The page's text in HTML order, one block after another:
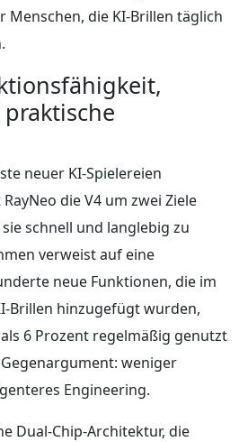
die KI-Brillen täglich
neuer KI-Spielereien
die V4 um zwei Ziele
schnell und langlebig zu
verweist auf eine
neue Funktionen, die im
Brillen hinzugefügt wurden,
6 Prozent regelmäßig genutzt
weniger
Engineering.
Dual-Chip-Architektur, die